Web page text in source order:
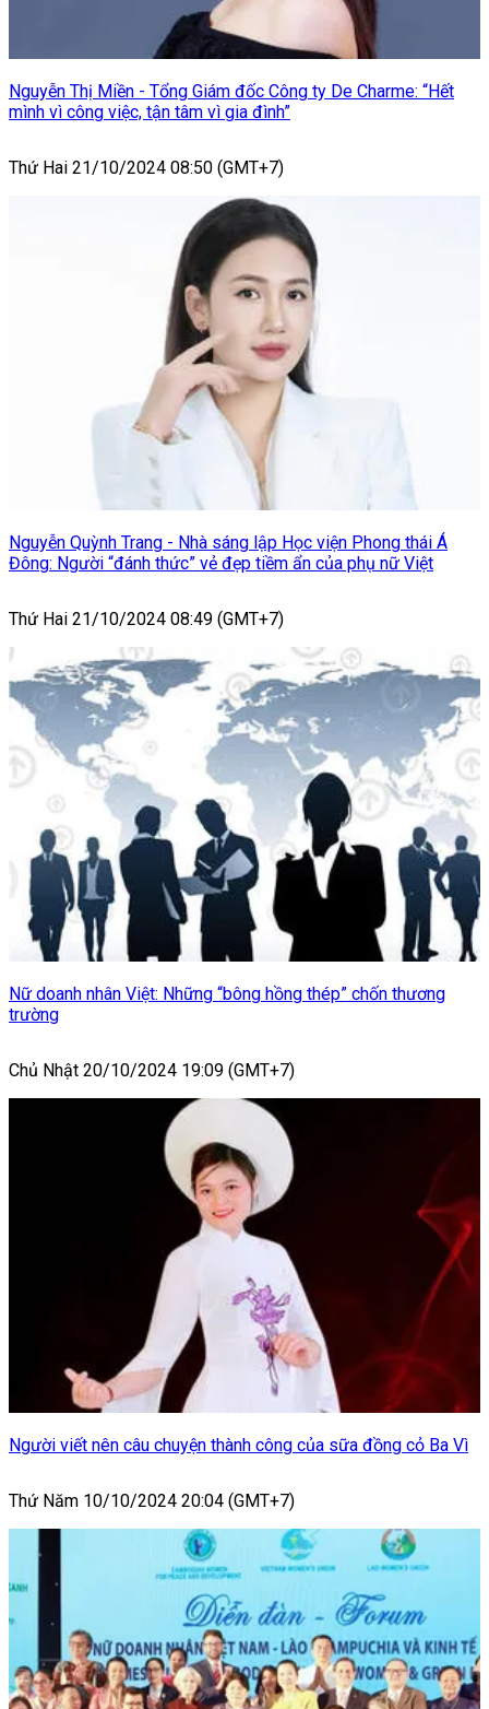
Nguyễn Thị Miền - Tổng Giám đốc Công ty De Charme: “Hết
mình vì công việc, tận tâm vì gia đình”
Thứ Hai 21/10/2024 08:50 (GMT+7)
Nguyễn Quỳnh Trang - Nhà sáng lập Học viện Phong thái Á
Đông: Người “đánh thức” vẻ đẹp tiềm ẩn của phụ nữ Việt
Thứ Hai 21/10/2024 08:49 (GMT+7)
Nữ doanh nhân Việt: Những “bông hồng thép” chốn thương
trường
Chủ Nhật 20/10/2024 19:09 (GMT+7)
Người viết nên câu chuyện thành công của sữa đồng cỏ Ba Vì
Thứ Năm 10/10/2024 20:04 (GMT+7)